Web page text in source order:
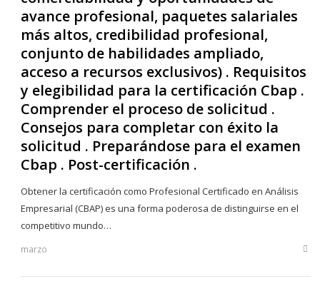
avance profesional, paquetes salariales
más altos, credibilidad profesional,
conjunto de habilidades ampliado,
acceso a recursos exclusivos) . Requisitos
y elegibilidad para la certificación Cbap .
Comprender el proceso de solicitud .
Consejos para completar con éxito la
solicitud . Preparándose para el examen
Cbap . Post-certificación .
Obtener la certificación como Profesional Certificado en Análisis
Empresarial (CBAP) es una forma poderosa de distinguirse en el
competitivo mundo…
marzo